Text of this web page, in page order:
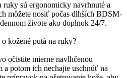
sú ergonomicky navrhnuté a
môžete nosiť počas dlhších BDSM-
živote ako doplnok 24/7.
kožené putá na ruky?
očistite mierne navlhčenou
potom ich nechajte uschnúť na